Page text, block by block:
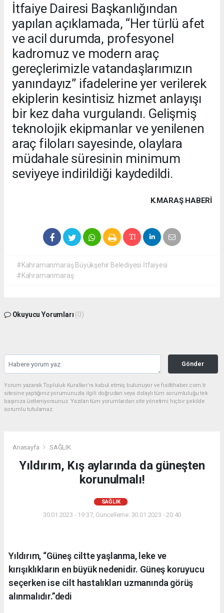
İtfaiye Dairesi Başkanlığından
yapılan açıklamada, “Her türlü afet
ve acil durumda, profesyonel
kadromuz ve modern araç
gereçlerimizle vatandaşlarımızın
yanındayız” ifadelerine yer verilerek
ekiplerin kesintisiz hizmet anlayışı
bir kez daha vurgulandı. Gelişmiş
teknolojik ekipmanlar ve yenilenen
araç filoları sayesinde, olaylara
müdahale süresinin minimum
seviyeye indirildiği kaydedildi.
K.MARAŞ HABERİ
#Kahramanmaraş Büyükşehir Belediyesi İtfaiyesi
#Kahramanmaraş
Okuyucu Yorumları (0)
Gönder
Yorum yazarak Topluluk Kuralları’nı kabul etmiş bulunuyor ve fisiltihaber.com.tr
sitesine yaptığınız yorumunuzla ilgili doğrudan veya dolaylı tüm sorumluluğu tek
başınıza üstleniyorsunuz. Yazılan tüm yorumlardan site yönetimi hiçbir şekilde
sorumlu tutulamaz.
Anasayfa SAĞLIK
Yıldırım, Kış aylarında da güneşten
korunulmalı!
SAĞLIK
30.01.2023 - 19:37, Güncelleme: 30.01.2023 - 20:40
Yıldırım, “Güneş ciltte yaşlanma, leke ve
kırışıklıkların en büyük nedenidir. Güneş koruyucu
seçerken ise cilt hastalıkları uzmanında görüş
alınmalıdır.”dedi